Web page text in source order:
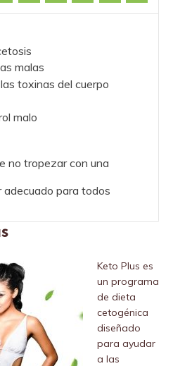
malas
toxinas del cuerpo
malo
no tropezar con una
adecuado para todos
Keto Plus es
un programa
de dieta
cetogénica
diseñado
para ayudar
a las